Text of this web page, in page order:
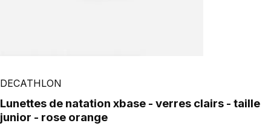
DECATHLON
Lunettes de natation xbase - verres clairs - taille
junior - rose orange